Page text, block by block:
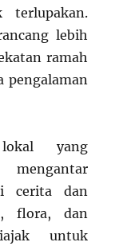
terlupakan.
lebih
ramah
pengalaman
yang
cerita dan
flora, dan
untuk